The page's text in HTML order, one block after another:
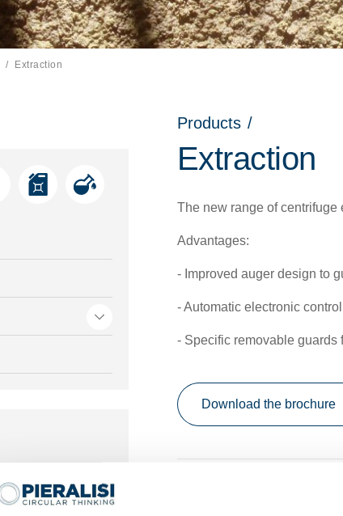
Current page:
Extraction
Toggle menu
Products /
Extraction
The new range of centrifuge
Advantages:
- Improved auger design to
- Automatic electronic
- Specific removable guards
Download the brochure